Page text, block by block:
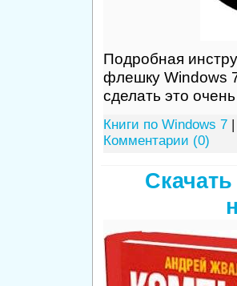
Подробная
флешку Windows
сделать это
Книги по Windows 7|
Комментарии (0)